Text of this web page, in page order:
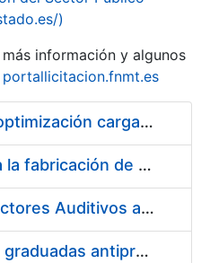
)
información y algunos
portallicitacion.fnmt.es
Pliego condiciones optimización cargas compras firmado
Acuerdo marco para la fabricación de piezas
Suministro de Protectores Auditivos a medida para las personas trabajadoras de los Centros de Trabajo de Madrid y Burgos
Suministro de gafas graduadas antiproyecciones para los trabajadores de la FNMT-RCM en los centros de trabajo de Madrid y Burgos